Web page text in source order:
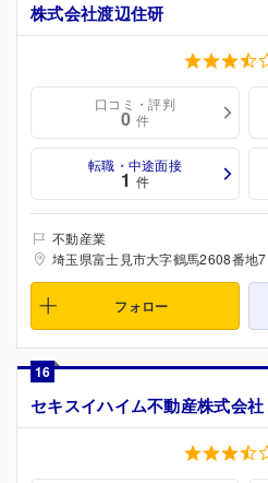
株式会社渡辺住研
口コミ・評判
0 件
転職・中途面接
1 件
不動産業
埼玉県富士見市大字鶴馬2608番地7
フォロー
16
セキスイハイム不動産株式会社